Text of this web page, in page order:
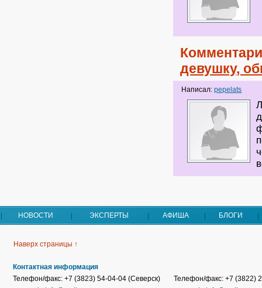
девушку,
Написал:pepelats
НОВОСТИ ЭКСПЕРТЫ АФИША БЛОГИ
Наверх страницы ↑
Контактная информация
Телефон/факс: +7 (3823) 54-04-04 (Северск)
Телефон/факс: +7 (3822)